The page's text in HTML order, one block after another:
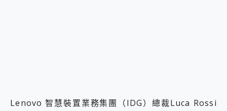
Lenovo 智慧裝置業務集團（IDG）總裁Luca Rossi